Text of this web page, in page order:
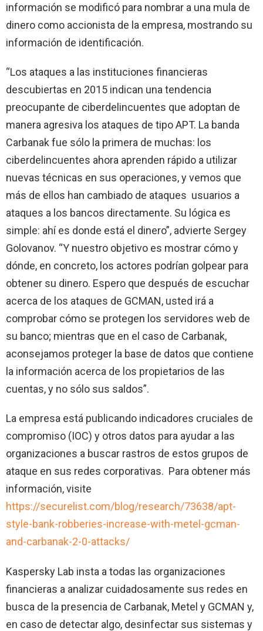
información se modificó para nombrar a una mula de
dinero como accionista de la empresa, mostrando su
información de identificación.
“Los ataques a las instituciones financieras
descubiertas en 2015 indican una tendencia
preocupante de ciberdelincuentes que adoptan de
manera agresiva los ataques de tipo APT. La banda
Carbanak fue sólo la primera de muchas: los
ciberdelincuentes ahora aprenden rápido a utilizar
nuevas técnicas en sus operaciones, y vemos que
más de ellos han cambiado de ataques usuarios a
ataques a los bancos directamente. Su lógica es
simple: ahí es donde está el dinero”, advierte Sergey
Golovanov. “Y nuestro objetivo es mostrar cómo y
dónde, en concreto, los actores podrían golpear para
obtener su dinero. Espero que después de escuchar
acerca de los ataques de GCMAN, usted irá a
comprobar cómo se protegen los servidores web de
su banco; mientras que en el caso de Carbanak,
aconsejamos proteger la base de datos que contiene
la información acerca de los propietarios de las
cuentas, y no sólo sus saldos”.
La empresa está publicando indicadores cruciales de
compromiso (IOC) y otros datos para ayudar a las
organizaciones a buscar rastros de estos grupos de
ataque en sus redes corporativas. Para obtener más
información, visite
https://securelist.com/blog/research/73638/apt-
style-bank-robberies-increase-with-metel-gcman-
and-carbanak-2-0-attacks/
Kaspersky Lab insta a todas las organizaciones
financieras a analizar cuidadosamente sus redes en
busca de la presencia de Carbanak, Metel y GCMAN y,
en caso de detectar algo, desinfectar sus sistemas y